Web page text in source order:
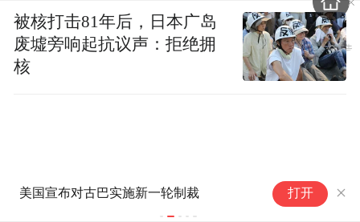
香港保监局回应“港险收益征税20%”：居
民境外投资收益依法申报及缴税要求一直
以军称打击
打开
被核打击81年后，日本广岛
废墟旁响起抗议声：拒绝拥
核